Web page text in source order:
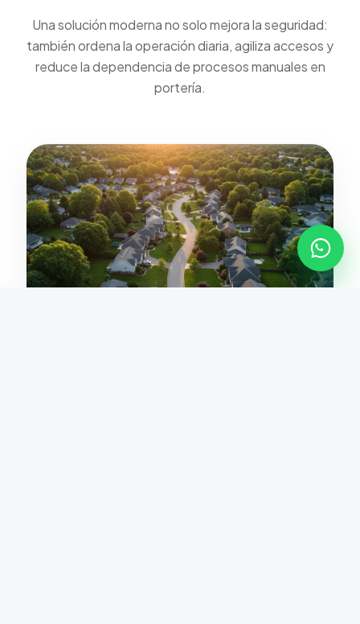
Una solución moderna no solo mejora la seguridad:
también ordena la operación diaria, agiliza accesos y
reduce la dependencia de procesos manuales en
portería.